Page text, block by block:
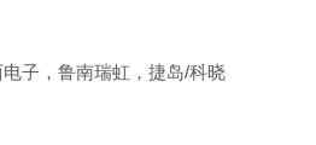
子，鲁南瑞虹，捷岛/科晓